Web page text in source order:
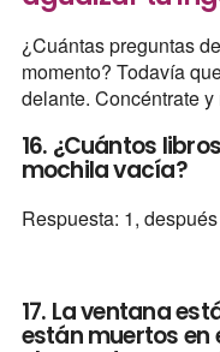
¿Cuántas preguntas
momento? Todavía
delante. Concéntrate y
16. ¿Cuántos
mochila vacía?
Respuesta: 1,
17. La ventana
están muertos en